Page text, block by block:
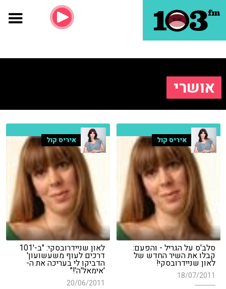
אושרי
איריס קול
סלב'ס על הגריל - והפעם:
קבלו את השיר החדש של
לאון שניידרובסקי!
18/07/2011
איריס קול
לאון שניידרובסקי: "ב-'101
דרכים לעוף משעשועון'
הדביקו לי בעריכה את ה-
'אימאל'ה'!"
20/06/2011